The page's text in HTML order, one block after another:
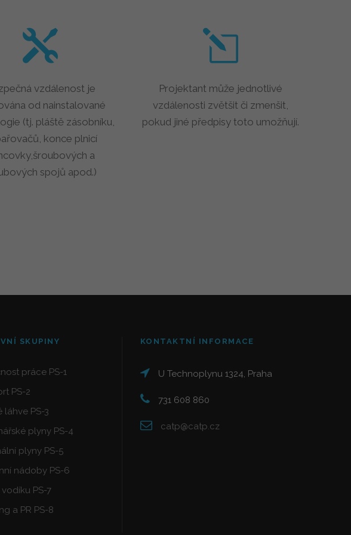
vzdálenost je
od nainstalované
(tj. pláště zásobníku,
konce plnicí
a
spojů apod.)
Projektant může jednotlivé
vzdálenosti zvětšit či zmenšit,
pokud jiné předpisy toto umožňují.
SKUPINY
práce PS-1
PS-2
láhve PS-3
plyny PS-4
plyny PS-5
nádoby PS-6
PS-7
a PR PS-8
KONTAKTNÍ INFORMACE
U Technoplynu 1324, Praha
731 608 860
catp@catp.cz